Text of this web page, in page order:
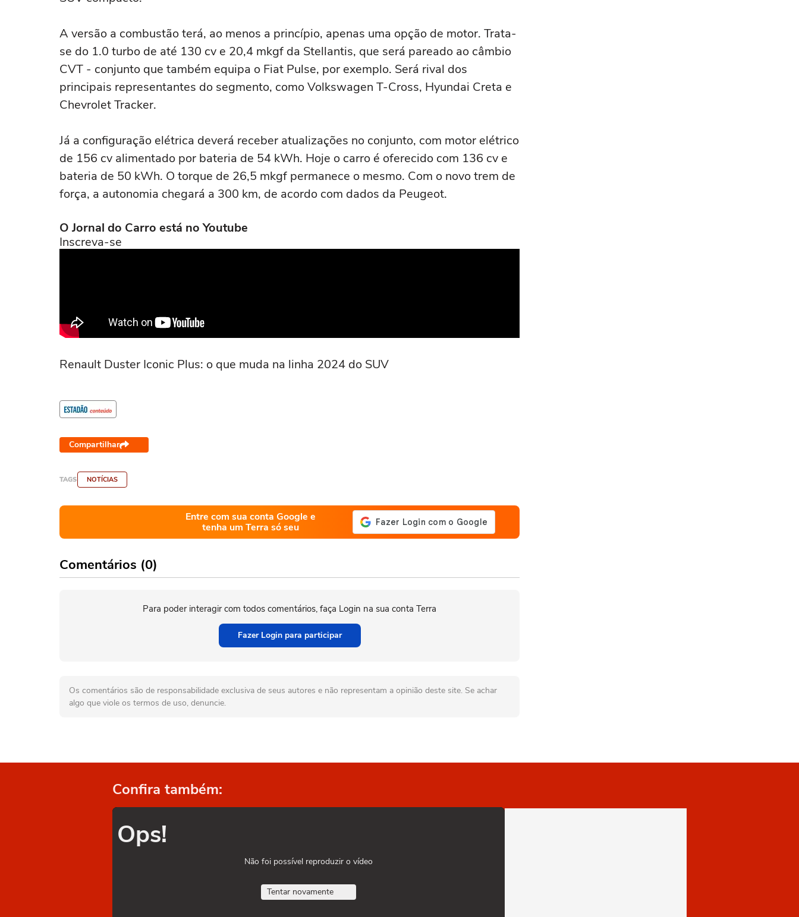
A versão a combustão terá, ao menos a princípio, apenas uma opção de motor. Trata-
se do 1.0 turbo de até 130 cv e 20,4 mkgf da Stellantis, que será pareado ao câmbio
CVT - conjunto que também equipa o Fiat Pulse, por exemplo. Será rival dos
principais representantes do segmento, como Volkswagen T-Cross, Hyundai Creta e
Chevrolet Tracker.
Já a configuração elétrica deverá receber atualizações no conjunto, com motor elétrico
de 156 cv alimentado por bateria de 54 kWh. Hoje o carro é oferecido com 136 cv e
bateria de 50 kWh. O torque de 26,5 mkgf permanece o mesmo. Com o novo trem de
força, a autonomia chegará a 300 km, de acordo com dados da Peugeot.
O Jornal do Carro está no Youtube
Inscreva-se
Renault Duster Iconic Plus: o que muda na linha 2024 do SUV
Compartilhar
TAGS NOTÍCIAS
Entre com sua conta Google e
tenha um Terra só seu
Comentários (0)
Para poder interagir com todos comentários, faça Login na sua conta Terra
Fazer Login para participar
Os comentários são de responsabilidade exclusiva de seus autores e não representam a opinião deste site. Se achar
algo que viole os termos de uso, denuncie.
Confira também:
Ops!
Não foi possível reproduzir o vídeo
Tentar novamente